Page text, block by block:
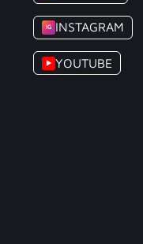
IG INSTAGRAM
▶ YOUTUBE